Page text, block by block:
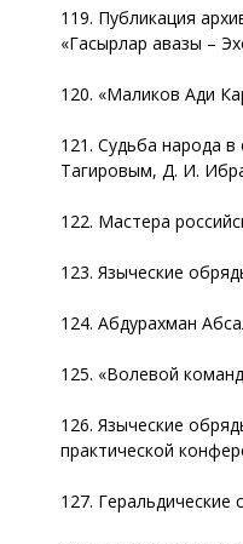
119. Публикация
«Гасырлар авазы –
120. «Маликов Ади
121. Судьба народа
Тагировым, Д. И.
122. Мастера
123. Языческие
124. Абдурахман
125. «Волевой
126. Языческие
практической
127.